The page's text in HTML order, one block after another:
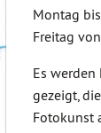
Montag
Freitag
Es
gezeigt,
Fotokunst